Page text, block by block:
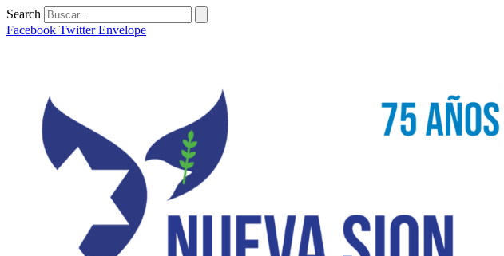
Ir
al
Search
Facebook Twitter Envelope